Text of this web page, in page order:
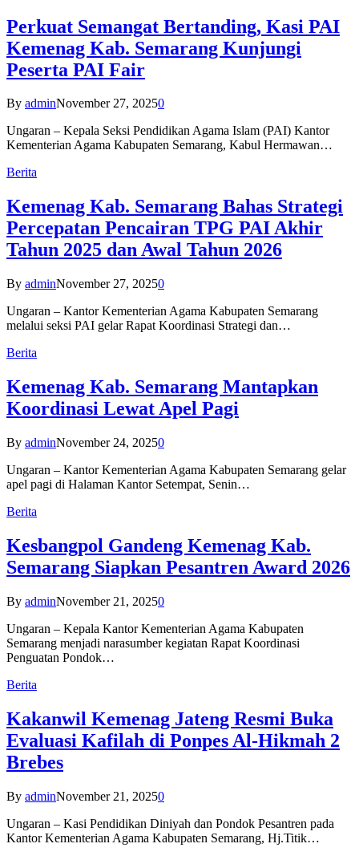
Perkuat Semangat Bertanding, Kasi PAI
Kemenag Kab. Semarang Kunjungi
Peserta PAI Fair
By adminNovember 27, 20250
Ungaran – Kepala Seksi Pendidikan Agama Islam (PAI) Kantor
Kementerian Agama Kabupaten Semarang, Kabul Hermawan…
Berita
Kemenag Kab. Semarang Bahas Strategi
Percepatan Pencairan TPG PAI Akhir
Tahun 2025 dan Awal Tahun 2026
By adminNovember 27, 20250
Ungaran – Kantor Kementerian Agama Kabupaten Semarang
melalui seksi PAI gelar Rapat Koordinasi Strategi dan…
Berita
Kemenag Kab. Semarang Mantapkan
Koordinasi Lewat Apel Pagi
By adminNovember 24, 20250
Ungaran – Kantor Kementerian Agama Kabupaten Semarang gelar
apel pagi di Halaman Kantor Setempat, Senin…
Berita
Kesbangpol Gandeng Kemenag Kab.
Semarang Siapkan Pesantren Award 2026
By adminNovember 21, 20250
Ungaran – Kepala Kantor Kementerian Agama Kabupaten
Semarang menjadi narasumber kegiatan Rapat Koordinasi
Penguatan Pondok…
Berita
Kakanwil Kemenag Jateng Resmi Buka
Evaluasi Kafilah di Ponpes Al-Hikmah 2
Brebes
By adminNovember 21, 20250
Ungaran – Kasi Pendidikan Diniyah dan Pondok Pesantren pada
Kantor Kementerian Agama Kabupaten Semarang, Hj.Titik…